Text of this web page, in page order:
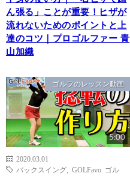
ん張る」ことが重要！ヒザが
流れないためのポイントと上
達のコツ｜プロゴルファー 青
山加織
ゴルフのレッスン動画
5:00
2020.03.01
バックスイング
GOLFavo ゴル